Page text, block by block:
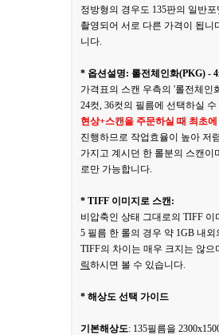
정방형의 경우도 135판의 일반
촬영되어 서로 다른 가격이 됩
니다.
* 옵션설명: 롤전체인화(PKG) -
가격표의 스캔 우측의 '롤전체인
24컷, 36컷의 필름에 선택하실
현상+스캔을 주문하실 때 최초에
진행하므로 작업효율이 높아 저
가지고 계시던 한 롤분의 스캔
로만 가능합니다.
* TIFF 이미지로 스캔:
비압축인 상태 그대로의 TIFF
5 필름 한 롤의 경우 약 1GB 내
TIFF의 차이는 매우 크지는 않
릭하시면 볼 수 있습니다.
* 해상도 선택 가이드
기본해상도: 135필름을